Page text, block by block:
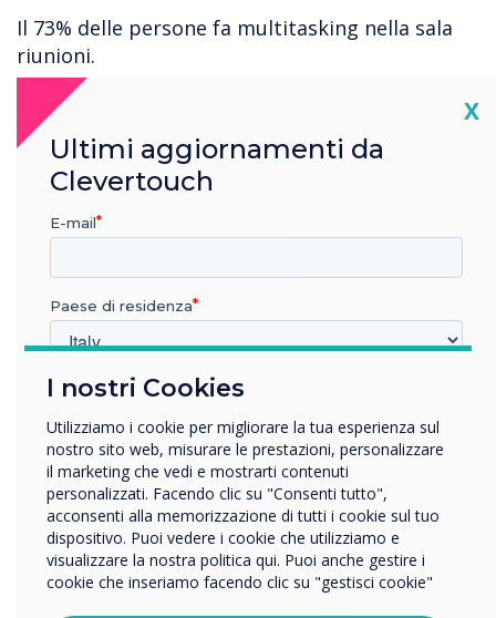
Il 73% delle persone fa multitasking nella sala
riunioni.
Laddove potrebbe essere difficile navigare sul
Web o leggere le tue e-mail mentre sei seduto
accanto al relatore in una sala riunioni fisica,
nulla ti impedisce di fare più cose
contemporaneamente mentre partecipi da
remoto.
Fallimenti tecnologici
I nostri Cookies
Utilizziamo i cookie per migliorare la tua esperienza sul
nostro sito web, misurare le prestazioni, personalizzare
il marketing che vedi e mostrarti contenuti
personalizzati. Facendo clic su "Consenti tutto",
acconsenti alla memorizzazione di tutti i cookie sul tuo
dispositivo. Puoi vedere i cookie che utilizziamo e
visualizzare la nostra politica qui. Puoi anche gestire i
cookie che inseriamo facendo clic su "gestisci cookie"
X
Ultimi aggiornamenti da
Clevertouch
E-mail
Paese di residenza
In quale settore lavora?
Impresa
Altro
Nome della società
Vorremmo contattarti in merito ai nostri prodotti e servizi